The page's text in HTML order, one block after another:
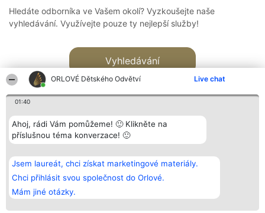
ORLOVÉ Dětského Odvětví Live chat
01:40
Ahoj, rádi Vám pomůžeme! 🙂 Klikněte na
příslušnou téma konverzace! 🙂
Jsem laureát, chci získat marketingové materiály.
Chci přihlásit svou společnost do Orlové.
Mám jiné otázky.
Hledáte odborníka ve Vašem okolí? Vyzkoušejte naše
vyhledávání. Využívejte pouze ty nejlepší služby!
Vyhledávání
Bright Side Solutions sp. z o.
o. sp. k.
ul. Ruska 22
Wrocław 50-079
KRS 0000749100 | Regon
381313360 | NIP 8943132676
Vítězové
Seznam všech
laureátů
Zásady
Zásady
Kontakt